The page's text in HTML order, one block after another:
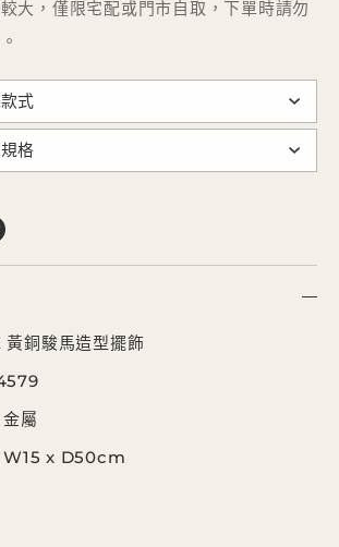
大，僅限宅配或門市自取，下單時請勿
黃銅駿馬造型擺飾
屬
W15 x D50cm